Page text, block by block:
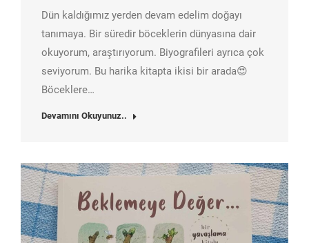
Dün kaldığımız yerden devam edelim doğayı
tanımaya. Bir süredir böceklerin dünyasına dair
okuyorum, araştırıyorum. Biyografileri ayrıca çok
seviyorum. Bu harika kitapta ikisi bir arada😍
Böceklere…
Devamını Okuyunuz..